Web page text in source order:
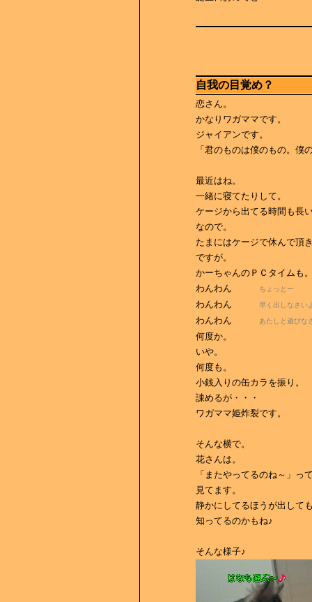
自我の目覚め？
恋さん。
かなりワガママです。
ジャイアンです。
「君のものは僕のもの。僕
最近はね。
一緒に寝てたりして。
ケージから出てる時間も長
なので。
たまにはケージで休んで頂
ですが。
かーちゃんのＰＣタイムも
わんわん
ちょっとー
わんわん 早く出しなさい
わんわん あたしと遊びな
何度か。
いや。
何度も。
小銭入りの缶カラを振り。
諌めるが・・・
ワガママ姫炸裂です。
そんな横で。
花さんは。
「またやってるのね～」っ
見てます。
静かにしてるほうが出して
知ってるのかもね♪
そんな様子♪